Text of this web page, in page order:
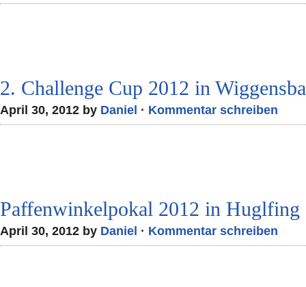
2. Challenge Cup 2012 in
April 30, 2012 by Daniel · Kommentar schreiben
Paffenwinkelpokal 2012 in Huglfing
April 30, 2012 by Daniel · Kommentar schreiben